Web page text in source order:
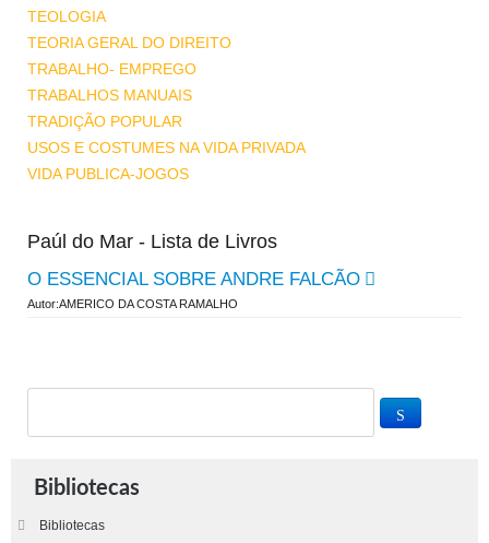
TEOLOGIA
TEORIA GERAL DO DIREITO
TRABALHO- EMPREGO
TRABALHOS MANUAIS
TRADIÇÃO POPULAR
USOS E COSTUMES NA VIDA PRIVADA
VIDA PUBLICA-JOGOS
Paúl do Mar - Lista de Livros
O ESSENCIAL SOBRE ANDRE FALCÃO
Autor:AMERICO DA COSTA RAMALHO
Bibliotecas
Bibliotecas